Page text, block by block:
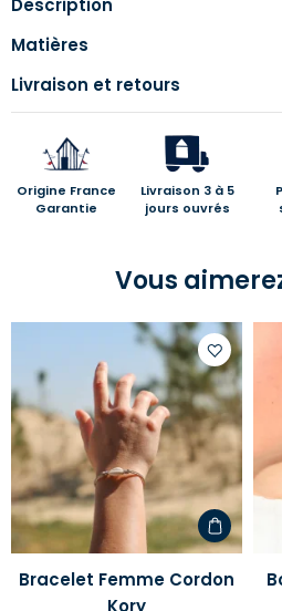
Description
Matières
Livraison et retours
Origine France
Garantie
Livraison 3 à 5
jours ouvrés
Vous
Ajouter
à
votre
liste
d'envies
Bracelet Femme Cordon
Kory